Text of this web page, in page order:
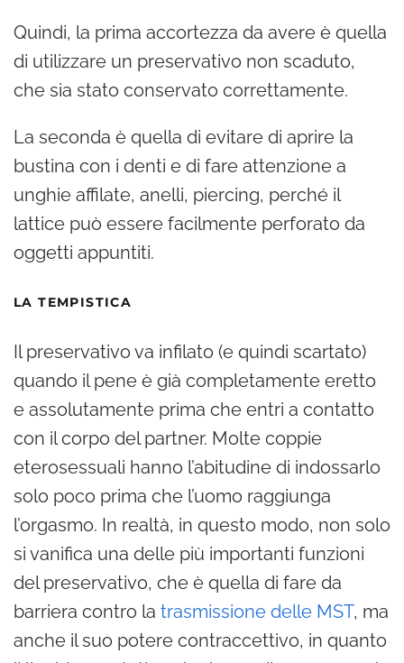
Quindi, la prima accortezza da avere è quella
di utilizzare un preservativo non scaduto,
che sia stato conservato correttamente.
La seconda è quella di evitare di aprire la
bustina con i denti e di fare attenzione a
unghie affilate, anelli, piercing, perché il
lattice può essere facilmente perforato da
oggetti appuntiti.
LA TEMPISTICA
Il preservativo va infilato (e quindi scartato)
quando il pene è già completamente eretto
e assolutamente prima che entri a contatto
con il corpo del partner. Molte coppie
eterosessuali hanno l’abitudine di indossarlo
solo poco prima che l’uomo raggiunga
l’orgasmo. In realtà, in questo modo, non solo
si vanifica una delle più importanti funzioni
del preservativo, che è quella di fare da
barriera contro la trasmissione delle MST, ma
anche il suo potere contraccettivo, in quanto